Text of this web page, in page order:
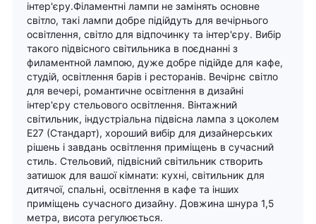
інтер'єру.Філаментні лампи не замінять основне
світло, такі лампи добре підійдуть для вечірнього
освітлення, світло для відпочинку та інтер'єру. Вибір
такого підвісного світильника в поєднанні з
филаментной лампою, дуже добре підійде для кафе,
студій, освітлення барів і ресторанів. Вечірнє світло
для вечері, романтичне освітлення в дизайні
інтер'єру стельового освітлення. Вінтажний
світильник, індустріальна підвісна лампа з цоколем
Е27 (Стандарт), хороший вибір для дизайнерських
рішень і завдань освітлення приміщень в сучасний
стиль. Стельовий, підвісний світильник створить
затишок для вашої кімнати: кухні, світильник для
дитячої, спальні, освітлення в кафе та інших
приміщень сучасного дизайну. Довжина шнура 1,5
метра, висота регулюється.